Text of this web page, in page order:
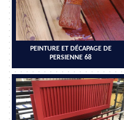
PEINTURE ET DÉCAPAGE DE
PERSIENNE 68